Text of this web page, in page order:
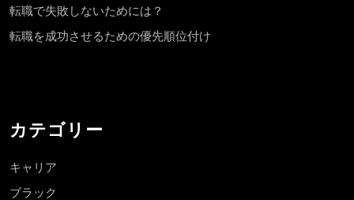
転職で失敗しないためには？
転職を成功させるための優先順位付け
カテゴリー
キャリア
ブラック